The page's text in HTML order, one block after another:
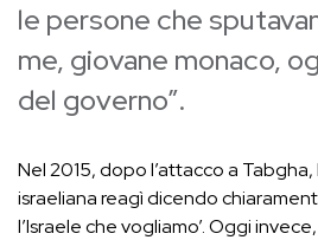
le persone che
me, giovane monaco,
del governo”.
Nel 2015, dopo l’attacco a
israeliana reagì dicendo
l’Israele che vogliamo’. Oggi